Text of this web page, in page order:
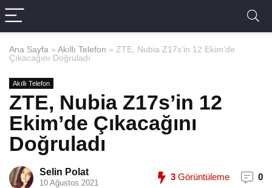
Ana Sayfa » Akıllı Telefon » ZTE, Nubia Z17s’in 12 Ekim’de
Çıkacağını Doğruladı
Akıllı Telefon
ZTE, Nubia Z17s’in 12
Ekim’de Çıkacağını
Doğruladı
Selin Polat
10 Ağustos 2021
3 Görüntüleme 0